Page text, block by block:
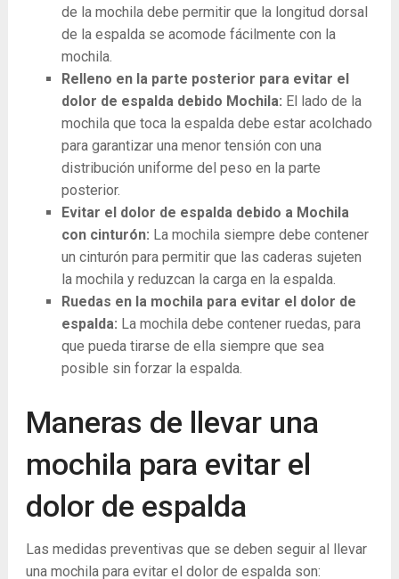
de la mochila debe permitir que la longitud dorsal
de la espalda se acomode fácilmente con la
mochila.
Relleno en la parte posterior para evitar el
dolor de espalda debido Mochila: El lado de la
mochila que toca la espalda debe estar acolchado
para garantizar una menor tensión con una
distribución uniforme del peso en la parte
posterior.
Evitar el dolor de espalda debido a Mochila
con cinturón: La mochila siempre debe contener
un cinturón para permitir que las caderas sujeten
la mochila y reduzcan la carga en la espalda.
Ruedas en la mochila para evitar el dolor de
espalda: La mochila debe contener ruedas, para
que pueda tirarse de ella siempre que sea
posible sin forzar la espalda.
Maneras de llevar una
mochila para evitar el
dolor de espalda
Las medidas preventivas que se deben seguir al llevar
una mochila para evitar el dolor de espalda son: